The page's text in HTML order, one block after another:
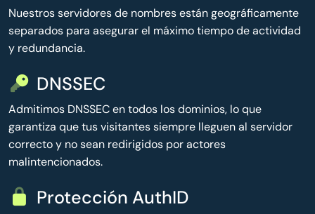
Nuestros servidores de nombres están geográficamente
separados para asegurar el máximo tiempo de actividad
y redundancia.
DNSSEC
Admitimos DNSSEC en todos los dominios, lo que
garantiza que tus visitantes siempre lleguen al servidor
correcto y no sean redirigidos por actores
malintencionados.
Protección AuthID